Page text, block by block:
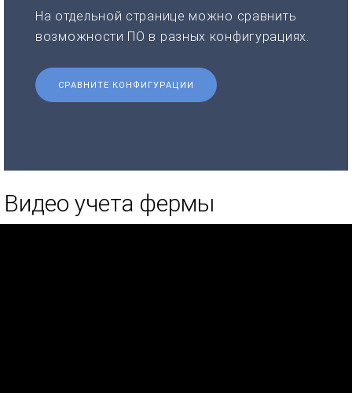
На отдельной странице можно сравнить
возможности ПО в разных конфигурациях.
СРАВНИТЕ КОНФИГУРАЦИИ
Видео учета фермы